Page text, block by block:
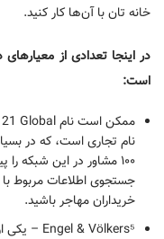
خانه تان با آن‌ها کار کنید.
در اینجا تعدادی از
است:
نام تجاری است، که در
۱۰۰ مشاور در این شبکه
جستجوی اطلاعات مربوط با
خریداران مهاجر باشید.